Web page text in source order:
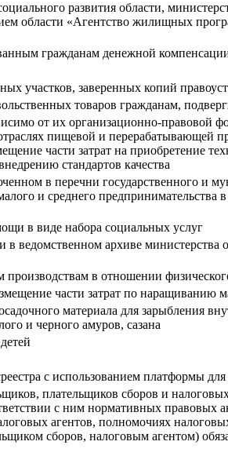
развития области,
области «Агентство жилищных
гражданам денежной
участков, заверенных копий
товаров гражданам,
от их организационно-
пищевой и
части затрат на приобретение
стандартов качества
в перечни государственного и
и среднего предпринимательства
в виде набора социальных услуг
ведомственном архиве министерства
в отношении
части затрат по наращиванию
материала для зарыбления
и черного амуров, сазана
с использованием платформы
плательщиков сборов и
с ним нормативных правовых
агентов, полномочиях
сборов, налоговым агентом)